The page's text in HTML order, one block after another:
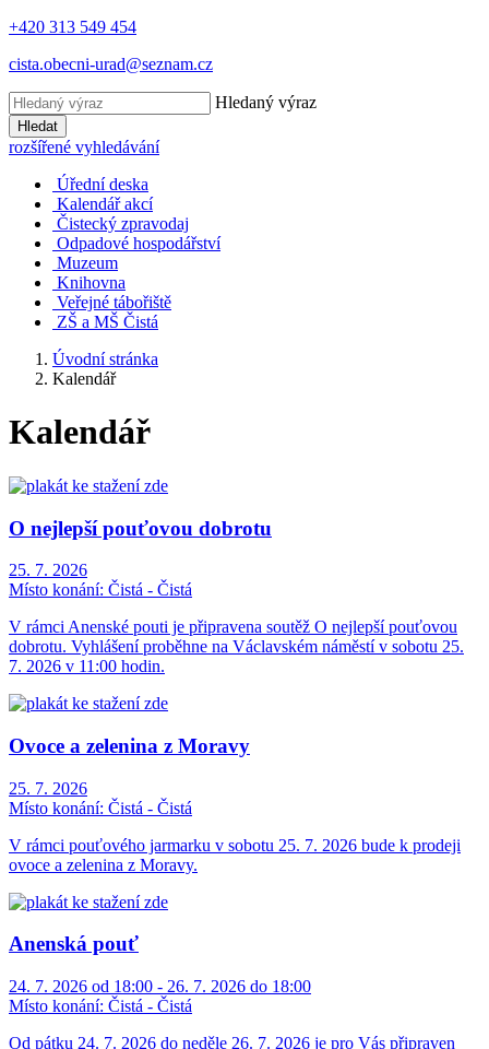
+420 313 549 454
cista.obecni-urad@seznam.cz
Hledaný výraz
Hledat
rozšířené vyhledávání
Úřední deska
Kalendář akcí
Čistecký zpravodaj
Odpadové hospodářství
Muzeum
Knihovna
Veřejné tábořiště
ZŠ a MŠ Čistá
Úvodní stránka
Kalendář
Kalendář
O nejlepší pouťovou dobrotu
25. 7. 2026
Místo konání: Čistá - Čistá
V rámci Anenské pouti je připravena soutěž O nejlepší pouťovou
dobrotu. Vyhlášení proběhne na Václavském náměstí v sobotu 25.
7. 2026 v 11:00 hodin.
Ovoce a zelenina z Moravy
25. 7. 2026
Místo konání: Čistá - Čistá
V rámci pouťového jarmarku v sobotu 25. 7. 2026 bude k prodeji
ovoce a zelenina z Moravy.
Anenská pouť
24. 7. 2026 od 18:00 - 26. 7. 2026 do 18:00
Místo konání: Čistá - Čistá
Od pátku 24. 7. 2026 do neděle 26. 7. 2026 je pro Vás připraven